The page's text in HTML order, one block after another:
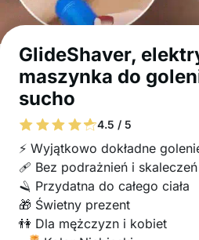
GlideShaver,
maszynka do
sucho
4.5 / 5
⚡ Wyjątkowo dokładne
🩹 Bez podrażnień i skaleczeń
🪒 Przydatna do całego ciała
🎁 Świetny prezent
👫 Dla mężczyzn i kobiet